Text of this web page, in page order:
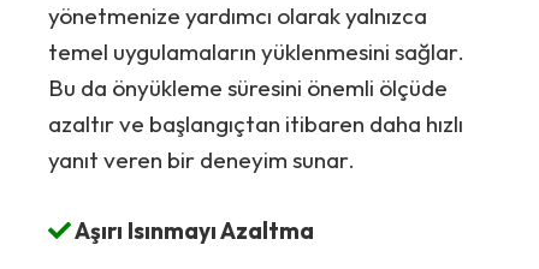
yönetmenize yardımcı olarak yalnızca
temel uygulamaların yüklenmesini sağlar.
Bu da önyükleme süresini önemli ölçüde
azaltır ve başlangıçtan itibaren daha hızlı
yanıt veren bir deneyim sunar.
Aşırı Isınmayı Azaltma